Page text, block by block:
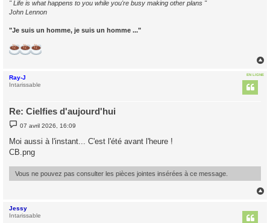
" Life is what happens to you while you're busy making other plans "
John Lennon
"Je suis un homme, je suis un homme ..."
EN LIGNE
Ray-J
Intarissable
Re: Cielfies d'aujourd'hui
M
e
s
s
a
e
07 avril 2026, 16:09
Moi aussi à l'instant... C'est l'été avant l'heure !
CB.png
Vous ne pouvez pas consulter les pièces jointes insérées à ce message.
Jessy
Intarissable